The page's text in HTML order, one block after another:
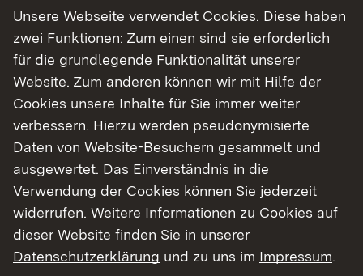
Zudem ist er als Vorsitzender der Fachgruppe
Mess- und Eichtechnik in der BTBkomba, der
Gewerkschaft für öffentliche Dienstleistungen
Technik und Naturwissenschaft Baden-
Württemberg, e.V., aktiv.
„Herr Peters ist dank seines umfangreichen
technischen Know-Hows und seiner langjährigen
und vielfältigen Erfahrung sowohl als
Sachgebietsleiter in der Direktion in Stuttgart als
auch in seiner bisherigen Funktion als Leiter des
Unsere Webseite verwendet Cookies. Diese haben
zwei Funktionen: Zum einen sind sie erforderlich
für die grundlegende Funktionalität unserer
Website. Zum anderen können wir mit Hilfe der
Cookies unsere Inhalte für Sie immer weiter
verbessern. Hierzu werden pseudonymisierte
Daten von Website-Besuchern gesammelt und
ausgewertet. Das Einverständnis in die
Verwendung der Cookies können Sie jederzeit
widerrufen. Weitere Informationen zu Cookies auf
dieser Website finden Sie in unserer
Datenschutzerklärung und zu uns im Impressum.